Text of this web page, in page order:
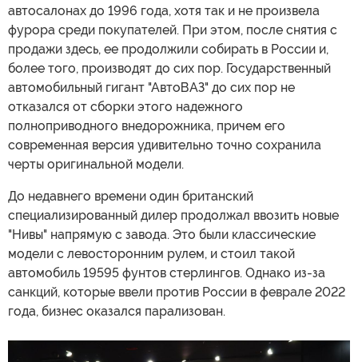
автосалонах до 1996 года, хотя так и не произвела
фурора среди покупателей. При этом, после снятия с
продажи здесь, ее продолжили собирать в России и,
более того, производят до сих пор. Государственный
автомобильный гигант "АвтоВАЗ" до сих пор не
отказался от сборки этого надежного
полноприводного внедорожника, причем его
современная версия удивительно точно сохранила
черты оригинальной модели.
До недавнего времени один британский
специализированный дилер продолжал ввозить новые
"Нивы" напрямую с завода. Это были классические
модели с левосторонним рулем, и стоил такой
автомобиль 19595 фунтов стерлингов. Однако из-за
санкций, которые ввели против России в феврале 2022
года, бизнес оказался парализован.